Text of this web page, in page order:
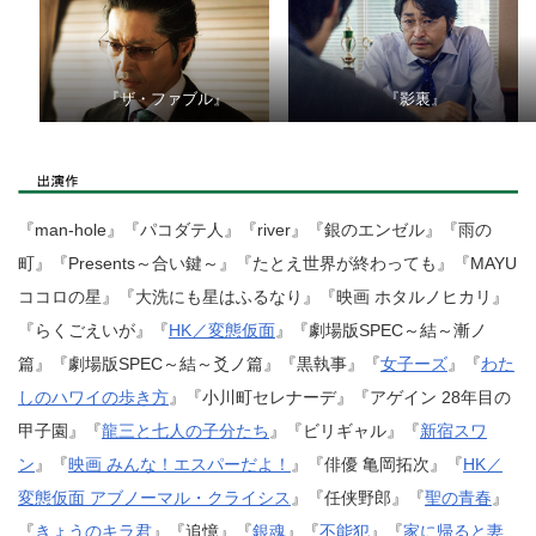
『ザ・ファブル』 『影裏』
『man-hole』『パコダテ人』『river』『銀のエンゼル』『雨の
町』『Presents～合い鍵～』『たとえ世界が終わっても』『MAYU
ココロの星』『大洗にも星はふるなり』『映画 ホタルノヒカリ』
『らくごえいが』『HK／変態仮面』『劇場版SPEC～結～漸ノ
篇』『劇場版SPEC～結～爻ノ篇』『黒執事』『女子ーズ』『わた
しのハワイの歩き方』『小川町セレナーデ』『アゲイン 28年目の
甲子園』『龍三と七人の子分たち 』『ビリギャル』『新宿スワ
ン 』『映画 みんな！エスパーだよ！ 』『俳優 亀岡拓次』『HK／
変態仮面 アブノーマル・クライシス 』『任侠野郎』『聖の青春 』
『きょうのキラ君』『追憶』『銀魂』『不能犯』『家に帰ると妻